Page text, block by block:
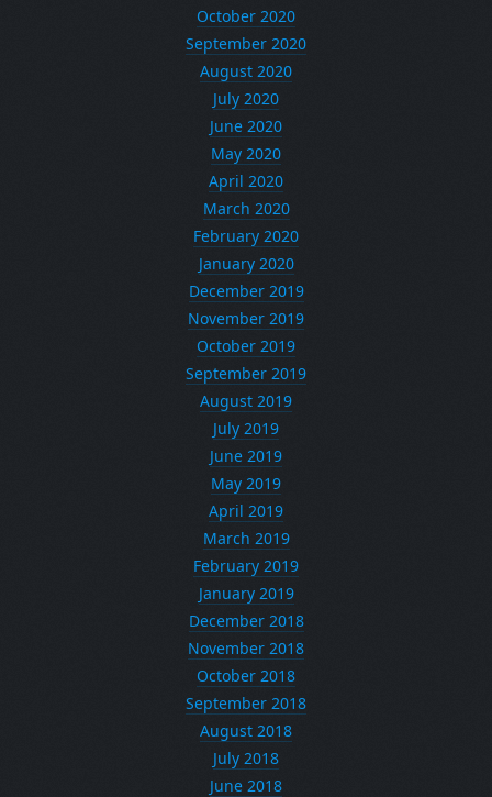
October 2020
September 2020
August 2020
July 2020
June 2020
May 2020
April 2020
March 2020
February 2020
January 2020
December 2019
November 2019
October 2019
September 2019
August 2019
July 2019
June 2019
May 2019
April 2019
March 2019
February 2019
January 2019
December 2018
November 2018
October 2018
September 2018
August 2018
July 2018
June 2018